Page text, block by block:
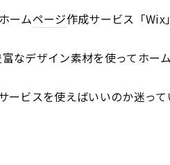
ームページ作成サービス「Wix
なデザイン素材を使ってホーム
ービスを使えばいいのか迷っ